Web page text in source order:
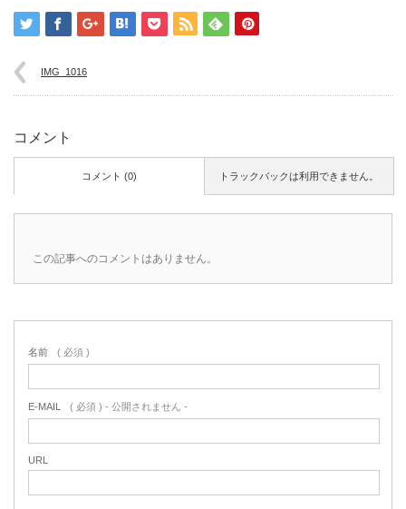
IMG_1016
コメント
トラックバックは利用できません。
コメント (0)
この記事へのコメントはありません。
名前 ( 必須 )
E-MAIL ( 必須 ) - 公開されません -
URL